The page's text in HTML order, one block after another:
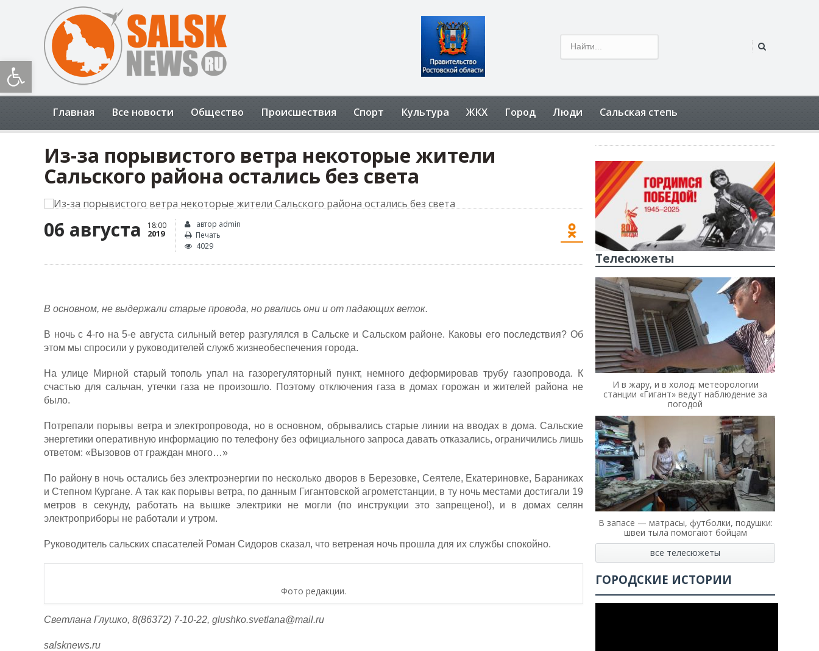
Открыть панель инструментов
Главная Все новости Общество Происшествия Спорт Культура ЖКХ Город Люди Сальская степь
Из-за порывистого ветра некоторые жители
Сальского района остались без света
06 августа 18:00
2019
автор admin
Печать
4029
В основном, не выдержали старые провода, но рвались они и от падающих веток.
В ночь с 4-го на 5-е августа сильный ветер разгулялся в Сальске и Сальском районе. Каковы его последствия? Об
этом мы спросили у руководителей служб жизнеобеспечения города.
На улице Мирной старый тополь упал на газорегуляторный пункт, немного деформировав трубу газопровода. К
счастью для сальчан, утечки газа не произошло. Поэтому отключения газа в домах горожан и жителей района не
было.
Потрепали порывы ветра и электропровода, но в основном, обрывались старые линии на вводах в дома. Сальские
энергетики оперативную информацию по телефону без официального запроса давать отказались, ограничились лишь
ответом: «Вызовов от граждан много…»
По району в ночь остались без электроэнергии по несколько дворов в Березовке, Сеятеле, Екатериновке, Бараниках
и Степном Кургане. А так как порывы ветра, по данным Гигантовской агрометстанции, в ту ночь местами достигали 19
метров в секунду, работать на вышке электрики не могли (по инструкции это запрещено!), и в домах селян
электроприборы не работали и утром.
Руководитель сальских спасателей Роман Сидоров сказал, что ветреная ночь прошла для их службы спокойно.
Фото редакции.
Светлана Глушко, 8(86372) 7-10-22, glushko.svetlana@mail.ru
salsknews.ru
Телесюжеты
И в жару, и в холод: метеорологии
станции «Гигант» ведут наблюдение за
погодой
В запасе — матрасы, футболки, подушки:
швеи тыла помогают бойцам
все телесюжеты
ГОРОДСКИЕ ИСТОРИИ